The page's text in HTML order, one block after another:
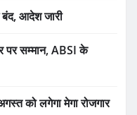
आदेश जारी
पर सम्मान, ABSI के
को लगेगा मेगा रोजगार